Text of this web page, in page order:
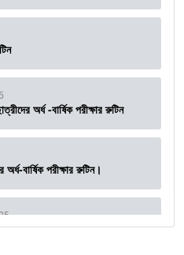
অর্ধ -বার্ষিক পরীক্ষার রুটিন
বার্ষিক পরীক্ষার রুটিন।
রুটিন।